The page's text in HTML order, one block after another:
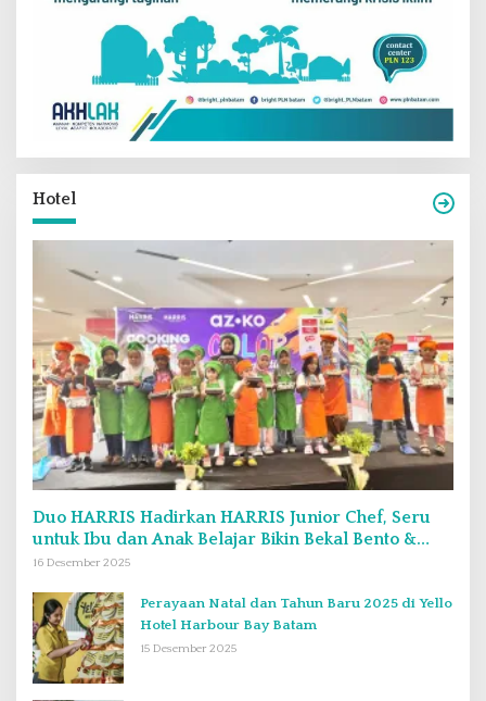
Hotel
Duo HARRIS Hadirkan HARRIS Junior Chef, Seru
untuk Ibu dan Anak Belajar Bikin Bekal Bento &
Kimbab
16 Desember 2025
Perayaan Natal dan Tahun Baru 2025 di Yello
Hotel Harbour Bay Batam
15 Desember 2025